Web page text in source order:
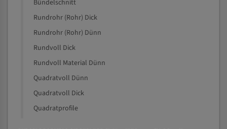
Bündelschnitt
Rundrohr (Rohr) Dick
Rundrohr (Rohr) Dünn
Rundvoll Dick
Rundvoll Material Dünn
Quadratvoll Dünn
Quadratvoll Dick
Quadratprofile